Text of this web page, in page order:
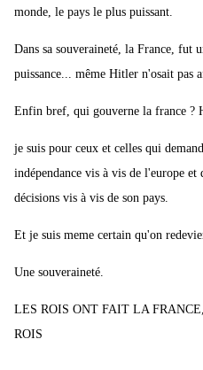
monde, le pays le plus puissant.
Dans sa souveraineté, la France, fut
puissance... même Hitler n'osait pas
Enfin bref, qui gouverne la france ?
je suis pour ceux et celles qui
indépendance vis à vis de l'europe et
décisions vis à vis de son pays.
Et je suis meme certain qu'on
Une souveraineté.
LES ROIS ONT FAIT LA
ROIS